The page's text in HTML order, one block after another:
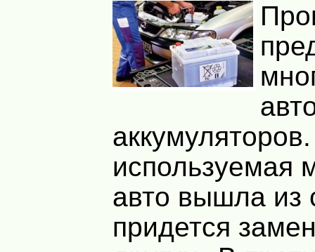
используемая
авто вышла из
придется